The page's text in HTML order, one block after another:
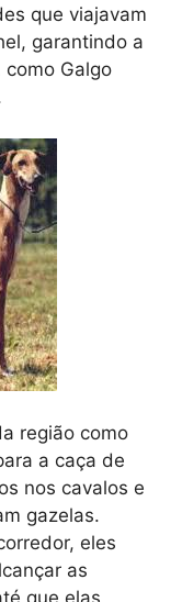
que viajavam
garantindo a
Galgo
região como
a caça de
nos cavalos e
gazelas.
eles
as
que elas